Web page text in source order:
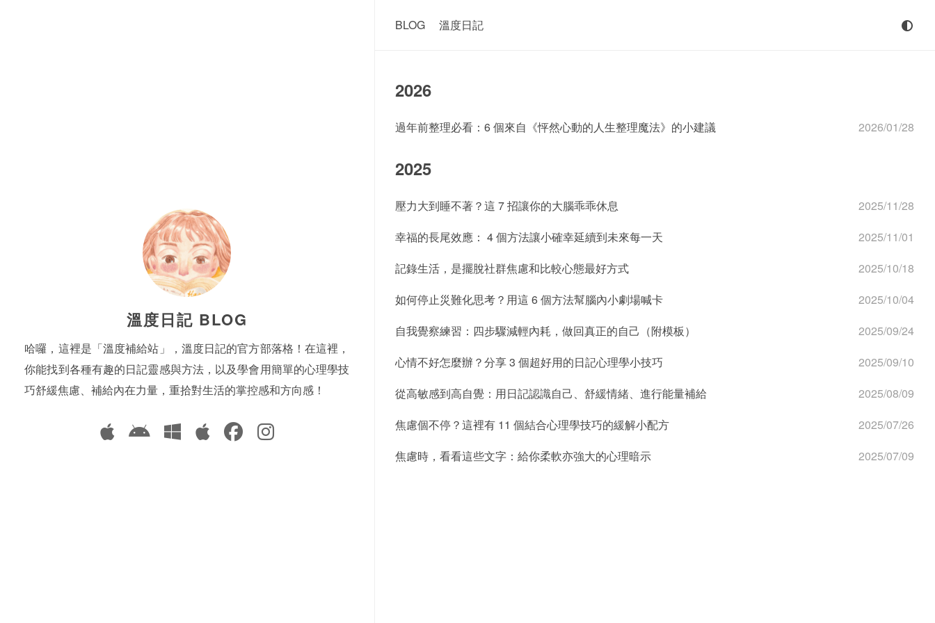
溫度日記 BLOG
哈囉，這裡是「溫度補給站」，溫度日記的官方部落格！在這裡，
你能找到各種有趣的日記靈感與方法，以及學會用簡單的心理學技
巧舒緩焦慮、補給內在力量，重拾對生活的掌控感和方向感！
BLOG 溫度日記
2026
過年前整理必看：6 個來自《怦然心動的人生整理魔法》的小建議 2026/01/28
2025
壓力大到睡不著？這 7 招讓你的大腦乖乖休息
2025/11/28
幸福的長尾效應： 4 個方法讓小確幸延續到未來每一天
2025/11/01
記錄生活，是擺脫社群焦慮和比較心態最好方式
2025/10/18
如何停止災難化思考？用這 6 個方法幫腦內小劇場喊卡
2025/10/04
自我覺察練習：四步驟減輕內耗，做回真正的自己（附模板）
2025/09/24
心情不好怎麼辦？分享 3 個超好用的日記心理學小技巧
2025/09/10
從高敏感到高自覺：用日記認識自己、舒緩情緒、進行能量補給
2025/08/09
焦慮個不停？這裡有 11 個結合心理學技巧的緩解小配方
2025/07/26
焦慮時，看看這些文字：給你柔軟亦強大的心理暗示
2025/07/09